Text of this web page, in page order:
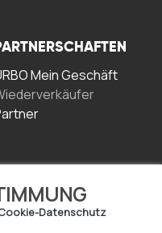
Datenschutz
Mein Geschäft